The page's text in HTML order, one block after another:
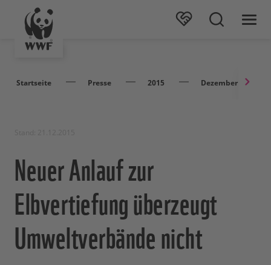
Startseite Presse 2015 Dezember
Neuer Anlauf zur
Elbvertiefung überzeugt
Umweltverbände nicht